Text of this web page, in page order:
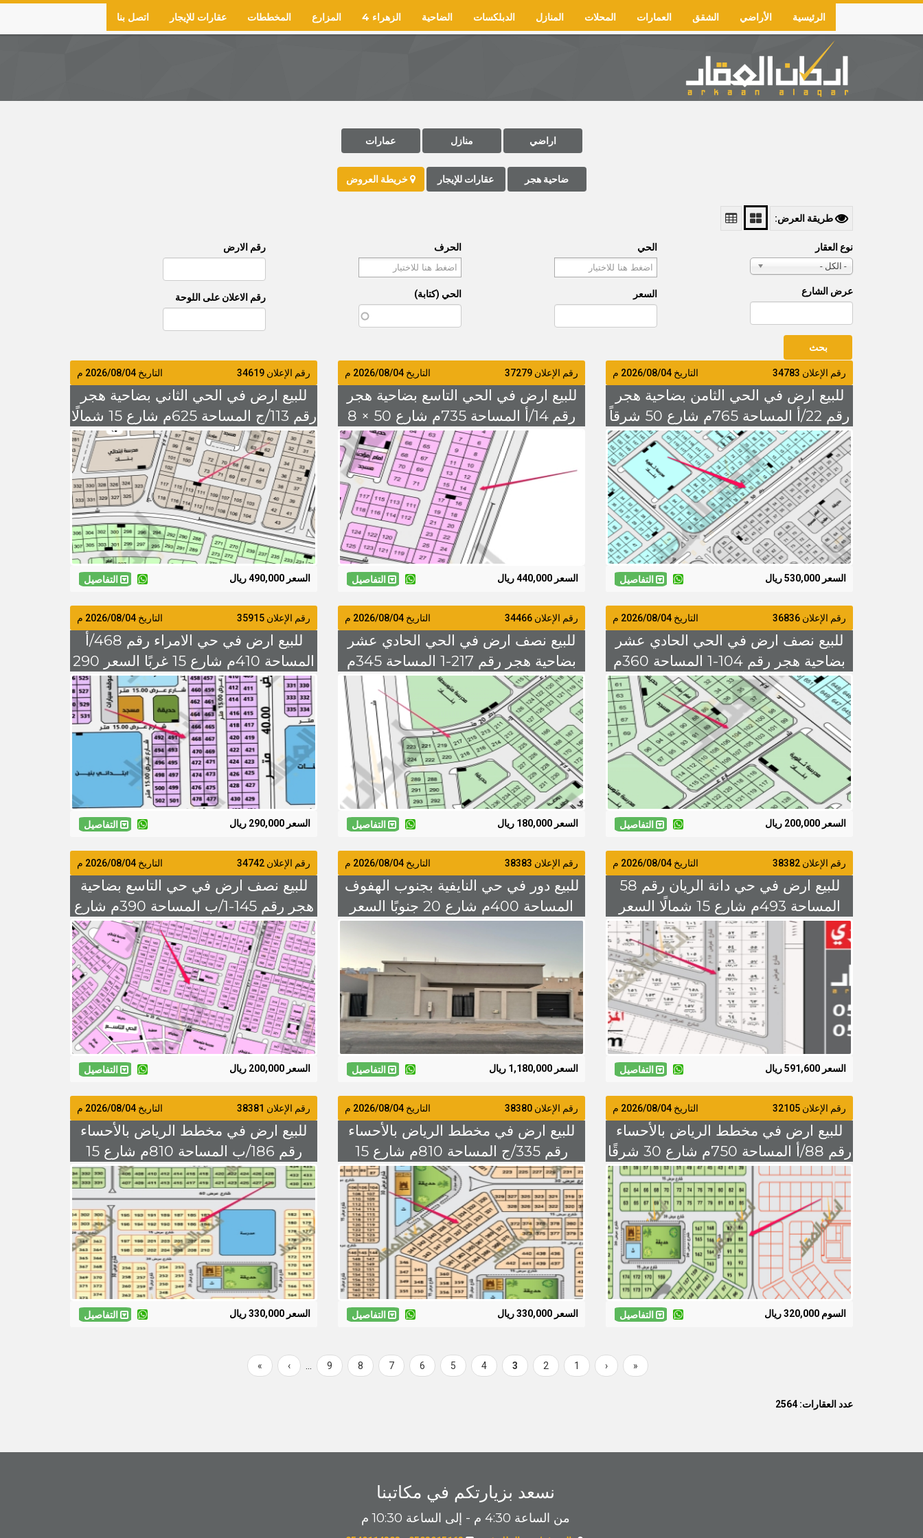
Skip
main
Main
navigation
اتصل بنا عقارات للإيجار المخططات المزارع الزهراء 4 الضاحية الدبلكسات المنازل المحلات العمارات الشقق الأراضي الرئيسية
اراضي منازل عمارات
ضاحية هجر عقارات للإيجار خريطة العروض
طريقة العرض:
نوع العقار
- الكل -
عرض الشارع
الحي
السعر
الحرف
الحي (كتابة)
رقم الارض
رقم اﻻعلان على اللوحة
التاريخ 2026/08/04 م رقم الإعلان 34619
للبيع ارض في الحي الثاني بضاحية هجر
رقم 113/ج المساحة 625م شارع 15 شمالًا
السعر 490 الف
التفاصيل السعر 490,000 ريال
التاريخ 2026/08/04 م رقم الإعلان 37279
للبيع ارض في الحي التاسع بضاحية هجر
رقم 14/أ المساحة 735م شارع 50 × 8
السعر 440 الف
التفاصيل السعر 440,000 ريال
التاريخ 2026/08/04 م رقم الإعلان 34783
للبيع ارض في الحي الثامن بضاحية هجر
رقم 22/أ المساحة 765م شارع 50 شرقاً
السعر 530 الف
التفاصيل السعر 530,000 ريال
التاريخ 2026/08/04 م رقم الإعلان 35915
للبيع ارض في حي الامراء رقم 468/أ
المساحة 410م شارع 15 غربًا السعر 290
الف
التفاصيل السعر 290,000 ريال
التاريخ 2026/08/04 م رقم الإعلان 34466
للبيع نصف ارض في الحي الحادي عشر
بضاحية هجر رقم 217-1 المساحة 345م
شارع 20 شمالًآ السعر 180 الف
التفاصيل السعر 180,000 ريال
التاريخ 2026/08/04 م رقم الإعلان 36836
للبيع نصف ارض في الحي الحادي عشر
بضاحية هجر رقم 104-1 المساحة 360م
شارع 15 شمالًا السعر 200 الف
التفاصيل السعر 200,000 ريال
التاريخ 2026/08/04 م رقم الإعلان 34742
للبيع نصف ارض في حي التاسع بضاحية
هجر رقم 145-1/ب المساحة 390م شارع
15 شمالاً السعر 200 الف
التفاصيل السعر 200,000 ريال
التاريخ 2026/08/04 م رقم الإعلان 38383
للبيع دور في حي النايفية بجنوب الهفوف
المساحة 400م شارع 20 جنوبًا السعر
مليون و 180 الف
التفاصيل السعر 1,180,000 ريال
التاريخ 2026/08/04 م رقم الإعلان 38382
للبيع ارض في حي دانة الريان رقم 58
المساحة 493م شارع 15 شمالًا السعر
1200 للمتر
التفاصيل السعر 591,600 ريال
التاريخ 2026/08/04 م رقم الإعلان 38381
للبيع ارض في مخطط الرياض بالأحساء
رقم 186/ب المساحة 810م شارع 15
جنوبًا السعر 330 الف
التفاصيل السعر 330,000 ريال
التاريخ 2026/08/04 م رقم الإعلان 38380
للبيع ارض في مخطط الرياض بالأحساء
رقم 335/ج المساحة 810م شارع 15
شرقًا السعر 330 الف حد
التفاصيل السعر 330,000 ريال
التاريخ 2026/08/04 م رقم الإعلان 32105
للبيع ارض في مخطط الرياض بالأحساء
رقم 88/أ المساحة 750م شارع 30 شرقًا
السوم 320 الف ريال
التفاصيل السوم 320,000 ريال
First
page
«
Previous
page
‹
Page1
Page
2
Current
page
3
Page
4
Page
5
Page
6
Page
7
Page
8
Page
9
Next
page
›
Last
page
»
عدد العقارات: 2564
نسعد بزيارتكم في مكاتبنا
من الساعة 4:30 م - إلى الساعة 10:30 م